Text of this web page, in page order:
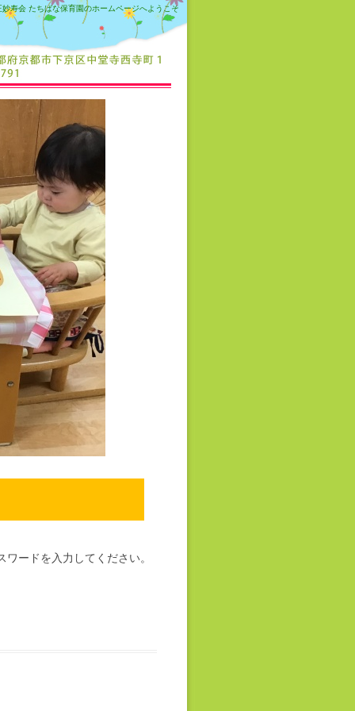
寿会 たちばな保育園のホームページへようこそ
ードを入力してください。